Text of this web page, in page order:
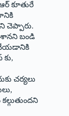
‌కూతురే
చెప్పారు.
బండి
చర్యలు